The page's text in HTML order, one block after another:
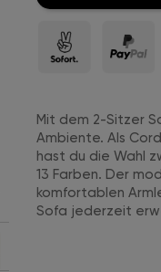
Mit dem 2-Sitzer
Ambiente. Als
hast du die Wahl
13 Farben. Der
komfortablen
Sofa jederzeit